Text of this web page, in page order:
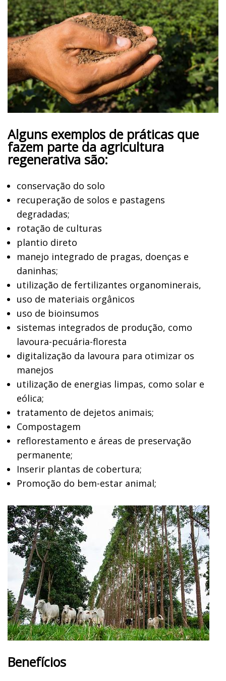
Alguns exemplos de práticas que
fazem parte da agricultura
regenerativa são:
conservação do solo
recuperação de solos e pastagens
degradadas;
rotação de culturas
plantio direto
manejo integrado de pragas, doenças e
daninhas;
utilização de fertilizantes organominerais,
uso de materiais orgânicos
uso de bioinsumos
sistemas integrados de produção, como
lavoura-pecuária-floresta
digitalização da lavoura para otimizar os
manejos
utilização de energias limpas, como solar e
eólica;
tratamento de dejetos animais;
Compostagem
reflorestamento e áreas de preservação
permanente;
Inserir plantas de cobertura;
Promoção do bem-estar animal;
Benefícios